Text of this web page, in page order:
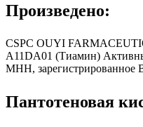
Произведено:
CSPC OUYI
A11DA01 (Тиамин)
МНН, зарегистрированное
Пантотеновая